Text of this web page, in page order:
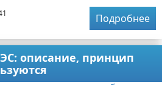
Подробнее
описание, принцип